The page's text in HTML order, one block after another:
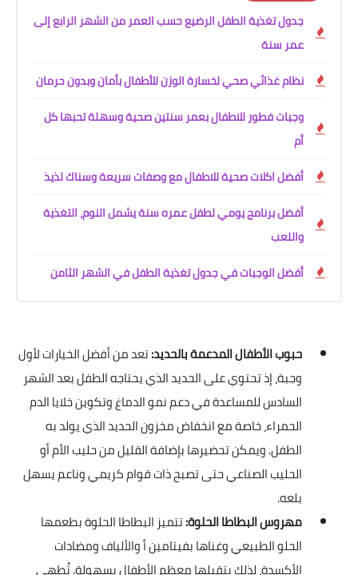
جدول تغذية الطفل الرضيع حسب العمر من الشهر الرابع إلى
عمر سنة
نظام غذائي صحي لخسارة الوزن للأطفال بأمان وبدون حرمان
وجبات فطور للاطفال بعمر سنتين صحية وسهلة تحبها كل
أم
أفضل اكلات صحية للاطفال مع وصفات سريعة وسناك لذيذ
أفضل برنامج يومي لطفل عمره سنة يشمل النوم، التغذية
واللعب
أفضل الوجبات في جدول تغذية الطفل في الشهر الثامن
حبوب الأطفال المدعمة بالحديد:تعد من أفضل الخيارات لأول
وجبة، إذ تحتوي على الحديد الذي يحتاجه الطفل بعد الشهر
السادس للمساعدة في دعم نمو الدماغ وتكوين خلايا الدم
الحمراء، خاصة مع انخفاض مخزون الحديد الذي يولد به
الطفل. ويمكن تحضيرها بإضافة القليل من حليب الأم أو
الحليب الصناعي حتى تصبح ذات قوام كريمي وناعم يسهل
بلعه.
مهروس البطاطا الحلوة:تتميز البطاطا الحلوة بطعمها
الحلو الطبيعي وغناها بفيتامين أ والألياف ومضادات
الأكسدة، لذلك يتقبلها معظم الأطفال بسهولة. تُطهى